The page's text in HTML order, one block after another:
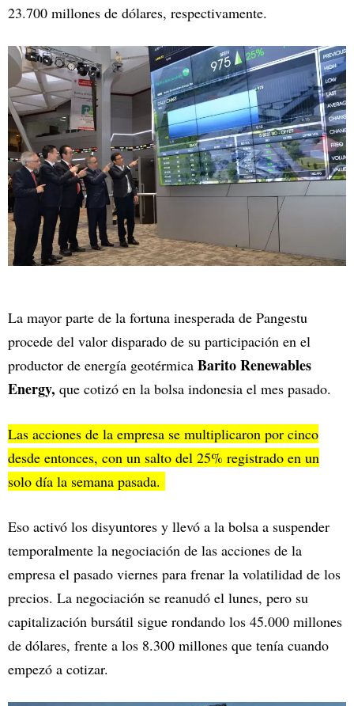
23.700 millones de dólares, respectivamente.
La mayor parte de la fortuna inesperada de Pangestu
procede del valor disparado de su participación en el
productor de energía geotérmica Barito Renewables
Energy, que cotizó en la bolsa indonesia el mes pasado.
Las acciones de la empresa se multiplicaron por cinco
desde entonces, con un salto del 25% registrado en un
solo día la semana pasada.
Eso activó los disyuntores y llevó a la bolsa a suspender
temporalmente la negociación de las acciones de la
empresa el pasado viernes para frenar la volatilidad de los
precios. La negociación se reanudó el lunes, pero su
capitalización bursátil sigue rondando los 45.000 millones
de dólares, frente a los 8.300 millones que tenía cuando
empezó a cotizar.